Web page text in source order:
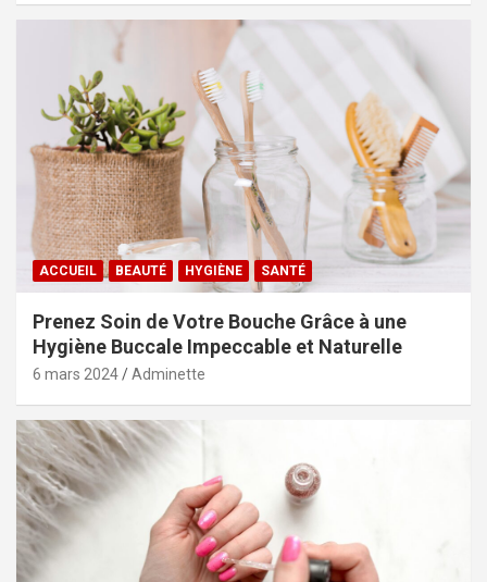
ACCUEIL BEAUTÉ HYGIÈNE SANTÉ
Prenez Soin de Votre Bouche Grâce à une
Hygiène Buccale Impeccable et Naturelle
6 mars 2024 Adminette